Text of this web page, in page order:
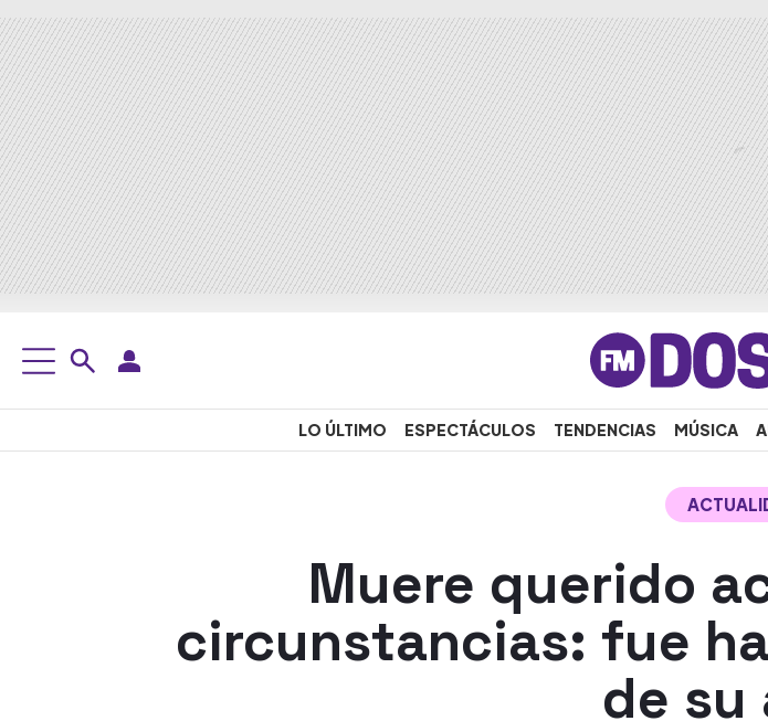
LO ÚLTIMO ESPECTÁCULOS TENDENCIAS MÚSICA
Muere querido
circunstancias: fue
de su